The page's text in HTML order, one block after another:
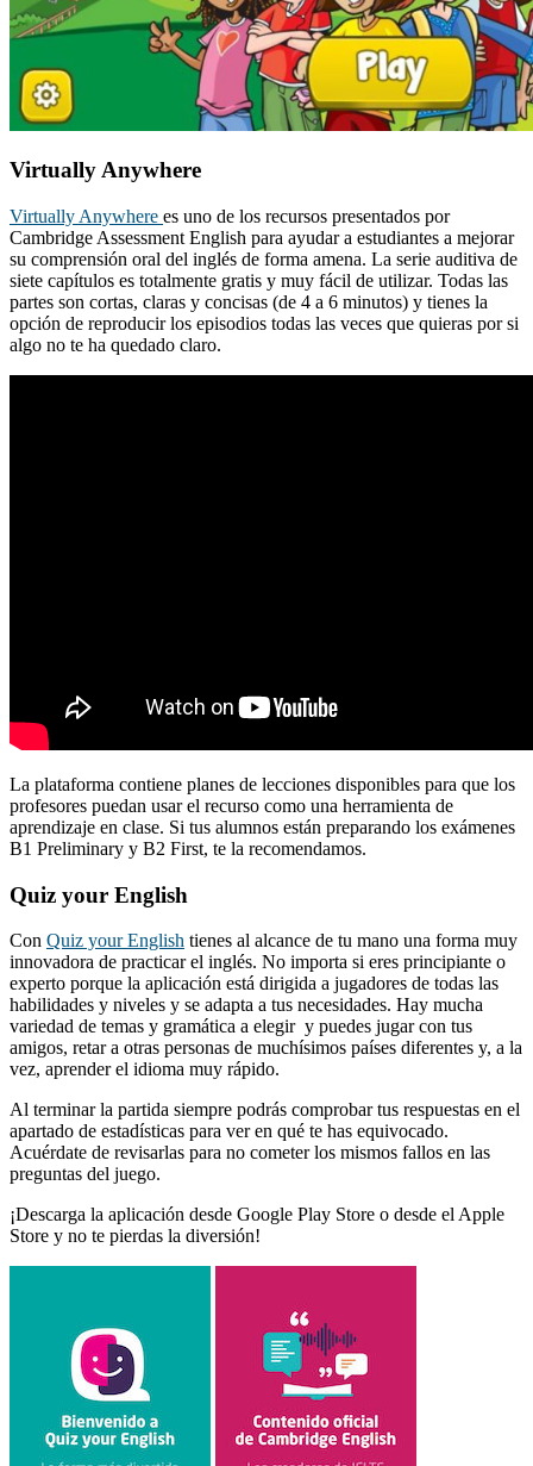
Virtually Anywhere
Virtually Anywhere es uno de los recursos presentados por
Cambridge Assessment English para ayudar a estudiantes a mejorar
su comprensión oral del inglés de forma amena. La serie auditiva de
siete capítulos es totalmente gratis y muy fácil de utilizar. Todas las
partes son cortas, claras y concisas (de 4 a 6 minutos) y tienes la
opción de reproducir los episodios todas las veces que quieras por si
algo no te ha quedado claro.
La plataforma contiene planes de lecciones disponibles para que los
profesores puedan usar el recurso como una herramienta de
aprendizaje en clase. Si tus alumnos están preparando los exámenes
B1 Preliminary y B2 First, te la recomendamos.
Quiz your English
Con Quiz your English tienes al alcance de tu mano una forma muy
innovadora de practicar el inglés. No importa si eres principiante o
experto porque la aplicación está dirigida a jugadores de todas las
habilidades y niveles y se adapta a tus necesidades. Hay mucha
variedad de temas y gramática a elegir y puedes jugar con tus
amigos, retar a otras personas de muchísimos países diferentes y, a la
vez, aprender el idioma muy rápido.
Al terminar la partida siempre podrás comprobar tus respuestas en el
apartado de estadísticas para ver en qué te has equivocado.
Acuérdate de revisarlas para no cometer los mismos fallos en las
preguntas del juego.
¡Descarga la aplicación desde Google Play Store o desde el Apple
Store y no te pierdas la diversión!